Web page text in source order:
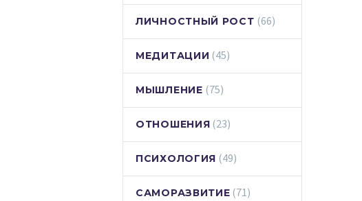
ЛИЧНОСТНЫЙ РОСТ (66)
МЕДИТАЦИИ (45)
МЫШЛЕНИЕ (75)
ОТНОШЕНИЯ (23)
ПСИХОЛОГИЯ (49)
САМОРАЗВИТИЕ (71)